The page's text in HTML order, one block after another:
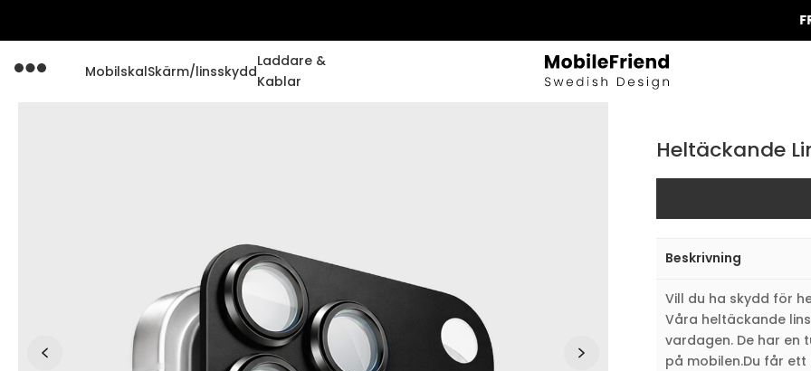
FRI
MobilskalSkärm/linsskydd
Laddare &
Kablar
Heltäckande
Beskrivning
Vill du ha skydd för
Våra heltäckande
vardagen. De har en
på mobilen.Du får